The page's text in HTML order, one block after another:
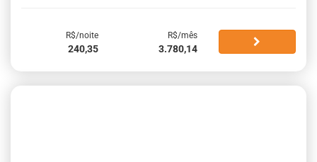
R$/noite
240,35
R$/mês
3.780,14